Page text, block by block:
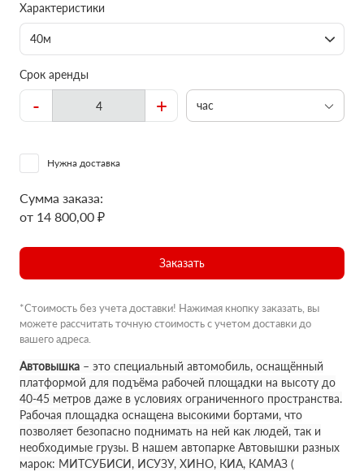
Характеристики
40м
Срок аренды
- + час
Нужна доставка
Сумма заказа:
от 14 800,00 ₽
Заказать
*Стоимость без учета доставки! Нажимая кнопку заказать, вы
можете рассчитать точную стоимость с учетом доставки до
вашего адреса.
Автовышка – это специальный автомобиль, оснащённый
платформой для подъёма рабочей площадки на высоту до
40-45 метров даже в условиях ограниченного пространства.
Рабочая площадка оснащена высокими бортами, что
позволяет безопасно поднимать на ней как людей, так и
необходимые грузы. В нашем автопарке Автовышки разных
марок: МИТСУБИСИ, ИСУЗУ, ХИНО, КИА, КАМАЗ (